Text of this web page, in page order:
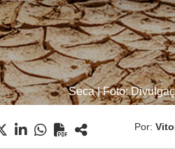
Seca | Foto:
Por: